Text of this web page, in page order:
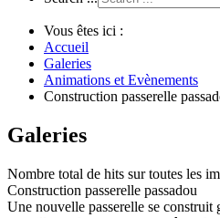
Vous êtes ici :
Accueil
Galeries
Animations et Evènements
Construction passerelle
Galeries
Nombre total de hits sur toutes les
Construction passerelle passadou
Une nouvelle passerelle se construit